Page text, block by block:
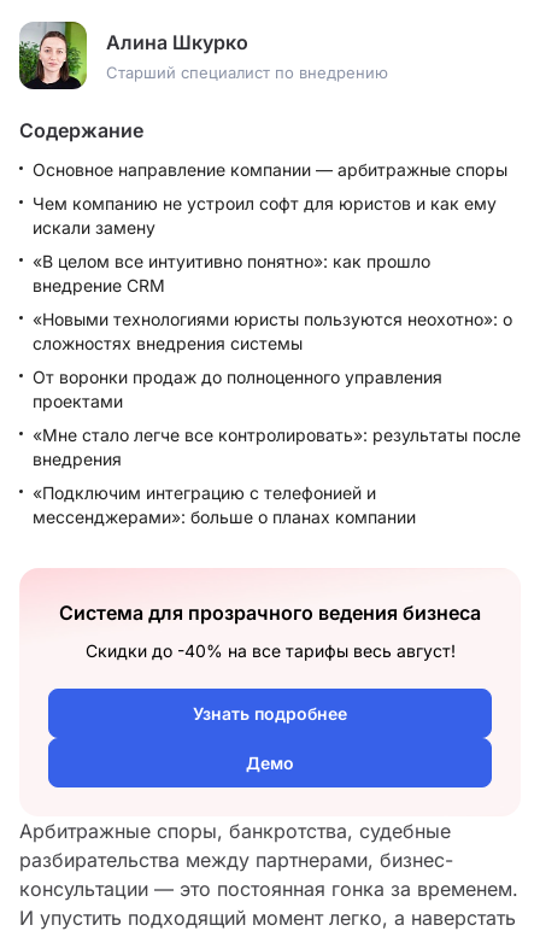
Арбитражные споры, банкротства, судебные
разбирательства между партнерами, бизнес-
консультации — это постоянная гонка за временем.
И упустить подходящий момент легко, а наверстать
Алина Шкурко
Старший специалист по внедрению
Содержание
Основное направление компании — арбитражные споры
Чем компанию не устроил софт для юристов и как ему
искали замену
«В целом все интуитивно понятно»: как прошло
внедрение CRM
«Новыми технологиями юристы пользуются неохотно»: о
сложностях внедрения системы
От воронки продаж до полноценного управления
проектами
«Мне стало легче все контролировать»: результаты после
внедрения
«Подключим интеграцию с телефонией и
мессенджерами»: больше о планах компании
Система для прозрачного ведения бизнеса
Скидки до -40% на все тарифы весь август!
Узнать подробнее
Демо